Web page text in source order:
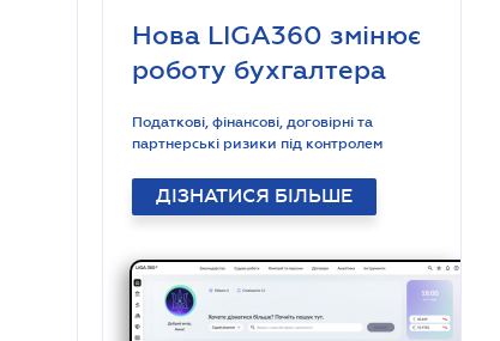
Нова LIGA360 змінює
роботу бухгалтера
Податкові, фінансові, договірні та
партнерські ризики під контролем
ДІЗНАТИСЯ БІЛЬШЕ